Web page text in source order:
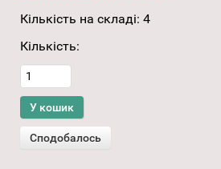
Кількість на складі: 4
Кількість: